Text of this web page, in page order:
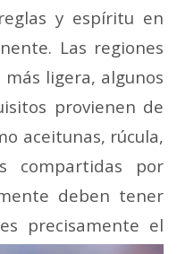
y espíritu en
Las regiones
ligera, algunos
provienen de
aceitunas, rúcula,
compartidas por
deben tener
precisamente el